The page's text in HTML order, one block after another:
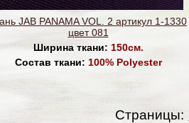
JAB PANAMA VOL. 2 артикул 1-1330
цвет 081
Ширина ткани: 150см.
Состав ткани: 100% Polyester
Страницы: